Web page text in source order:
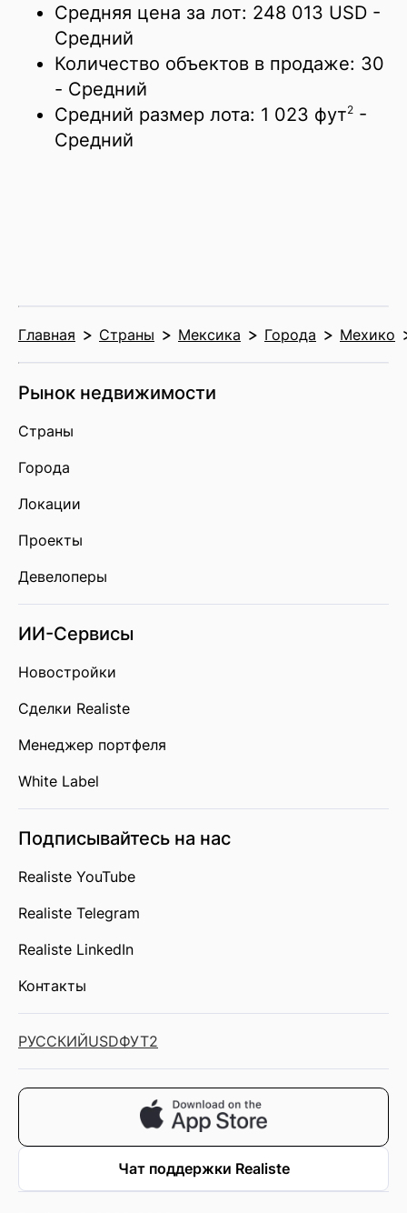
Средняя цена за лот: 248 013 USD -
Средний
Количество объектов в продаже: 30
- Средний
Средний размер лота: 1 023 фут2 -
Средний
Главная Страны Мексика Города Мехико
Рынок недвижимости
Страны
Города
Локации
Проекты
Девелоперы
ИИ-Сервисы
Новостройки
Сделки Realiste
Менеджер портфеля
White Label
Подписывайтесь на нас
Realiste YouTube
Realiste Telegram
Realiste LinkedIn
Контакты
РУССКИЙUSDФУТ2
Чат поддержки Realiste